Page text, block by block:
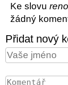
Ke slovu
žádný
Přidat nový